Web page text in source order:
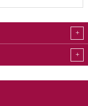
+
+